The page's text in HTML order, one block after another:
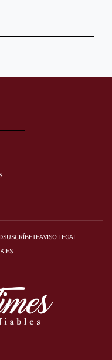
SUSCRÍBETEAVISO LEGAL